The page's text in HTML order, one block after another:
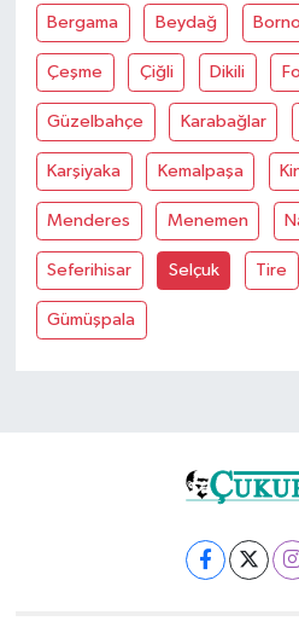
Bergama Beydağ
Çeşme Çiğli Dikili
Güzelbahçe Karabağlar
Karşiyaka Kemalpaşa
Menderes Menemen
Seferihisar Selçuk Tire
Gümüşpala